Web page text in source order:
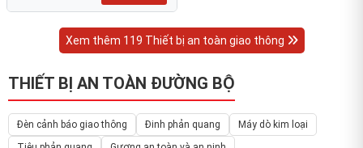
Xem thêm 119 Thiết bị an toàn giao thông
THIẾT BỊ AN TOÀN ĐƯỜNG BỘ
Đèn cảnh báo giao thông Đinh phản quang
Máy dò kim loại